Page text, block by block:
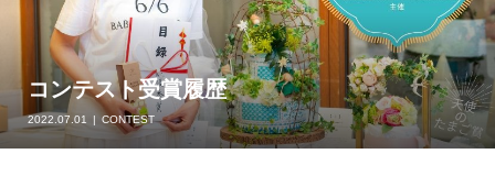
コンテスト受賞履歴
2022.07.01 CONTEST